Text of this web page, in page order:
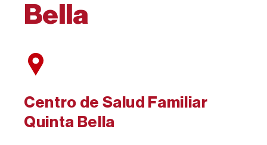
Bella
Centro de Salud Familiar
Quinta Bella